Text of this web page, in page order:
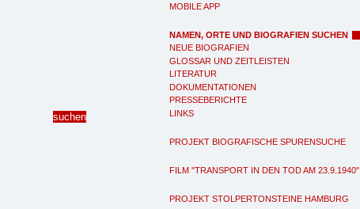
MOBILE APP
NAMEN, ORTE UND BIOGRAFIEN SUCHEN
NEUE BIOGRAFIEN
GLOSSAR UND ZEITLEISTEN
LITERATUR
DOKUMENTATIONEN
PRESSEBERICHTE
LINKS
PROJEKT BIOGRAFISCHE SPURENSUCHE
FILM "TRANSPORT IN DEN TOD AM 23.9.1940"
PROJEKT STOLPERTONSTEINE HAMBURG